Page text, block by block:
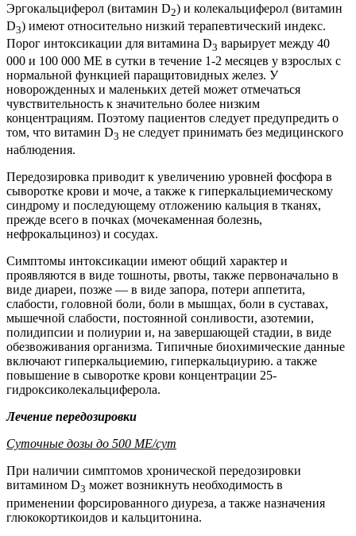
Эргокальциферол (витамин D2) и колекальциферол (витамин
D3) имеют относительно низкий терапевтический индекс.
Порог интоксикации для витамина D3 варьирует между 40
000 и 100 000 ME в сутки в течение 1-2 месяцев у взрослых с
нормальной функцией паращитовидных желез. У
новорожденных и маленьких детей может отмечаться
чувствительность к значительно более низким
концентрациям. Поэтому пациентов следует предупредить о
том, что витамин D3 не следует принимать без медицинского
наблюдения.
Передозировка приводит к увеличению уровней фосфора в
сыворотке крови и моче, а также к гиперкальциемическому
синдрому и последующему отложению кальция в тканях,
прежде всего в почках (мочекаменная болезнь,
нефрокальциноз) и сосудах.
Симптомы интоксикации имеют общий характер и
проявляются в виде тошноты, рвоты, также первоначально в
виде диареи, позже — в виде запора, потери аппетита,
слабости, головной боли, боли в мышцах, боли в суставах,
мышечной слабости, постоянной сонливости, азотемии,
полидипсии и полиурии и, на завершающей стадии, в виде
обезвоживания организма. Типичные биохимические данные
включают гиперкальциемию, гиперкальциурию. а также
повышение в сыворотке крови концентрации 25-
гидроксиколекальциферола.
Лечение передозировки
Суточные дозы до 500 МЕ/сут
При наличии симптомов хронической передозировки
витамином D3 может возникнуть необходимость в
применении форсированного диуреза, а также назначения
глюкокортикоидов и кальцитонина.